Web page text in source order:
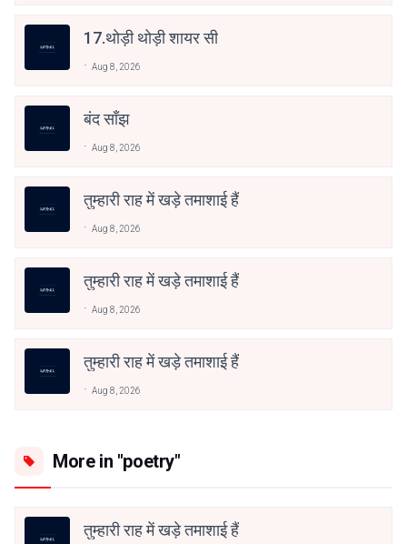
17.थोड़ी थोड़ी शायर सी
Aug 8, 2026
बंद साँझ
Aug 8, 2026
तुम्हारी राह में खड़े तमाशाई हैं
Aug 8, 2026
तुम्हारी राह में खड़े तमाशाई हैं
Aug 8, 2026
तुम्हारी राह में खड़े तमाशाई हैं
Aug 8, 2026
More in "poetry"
तुम्हारी राह में खड़े तमाशाई हैं